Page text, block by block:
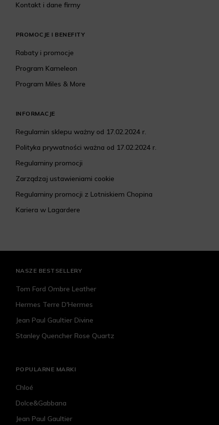
Kontakt i dane firmy
PROMOCJE I BENEFITY
Rabaty i promocje
Program Kameleon
Program Miles & More
INFORMACJE
Regulamin sklepu ważny od 17.02.2024 r.
Polityka prywatności ważna od 17.02.2024 r.
Regulaminy promocji
Zarządzaj ustawieniami cookie
Regulaminy promocji z Lotniskiem Chopina
Kariera w Lagardere
NASZE BESTSELLERY
Tom Ford Ombre Leather
Hermes Terre D'Hermes
Jean Paul Gaultier Divine
Stanley Quencher Rose Quartz
POPULARNE MARKI
Chloé
Dolce&Gabbana
Jean Paul Gaultier